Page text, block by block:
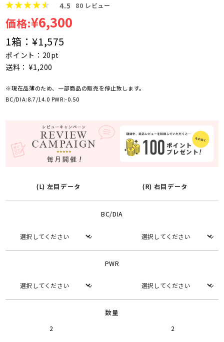
4.5 80 レビュー
価格:¥6,300
1箱：¥1,575
ポイント：20pt
送料： ¥1,200
※現在品薄のため、一部商品の販売を停止致します。
BC/DIA:8.7/14.0 PWR:-0.50
(L) 左目データ (R) 右目データ
BC/DIA
PWR
数量
2 2